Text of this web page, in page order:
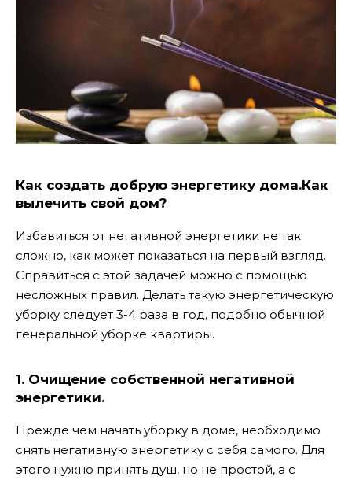
Как создать добрую энергетику дома.Как
вылечить свой дом?
Избавиться от негативной энергетики не так
сложно, как может показаться на первый взгляд.
Справиться с этой задачей можно с помощью
несложных правил. Делать такую энергетическую
уборку следует 3-4 раза в год, подобно обычной
генеральной уборке квартиры.
1. Очищение собственной негативной
энергетики.
Прежде чем начать уборку в доме, необходимо
снять негативную энергетику с себя самого. Для
этого нужно принять душ, но не простой, а с